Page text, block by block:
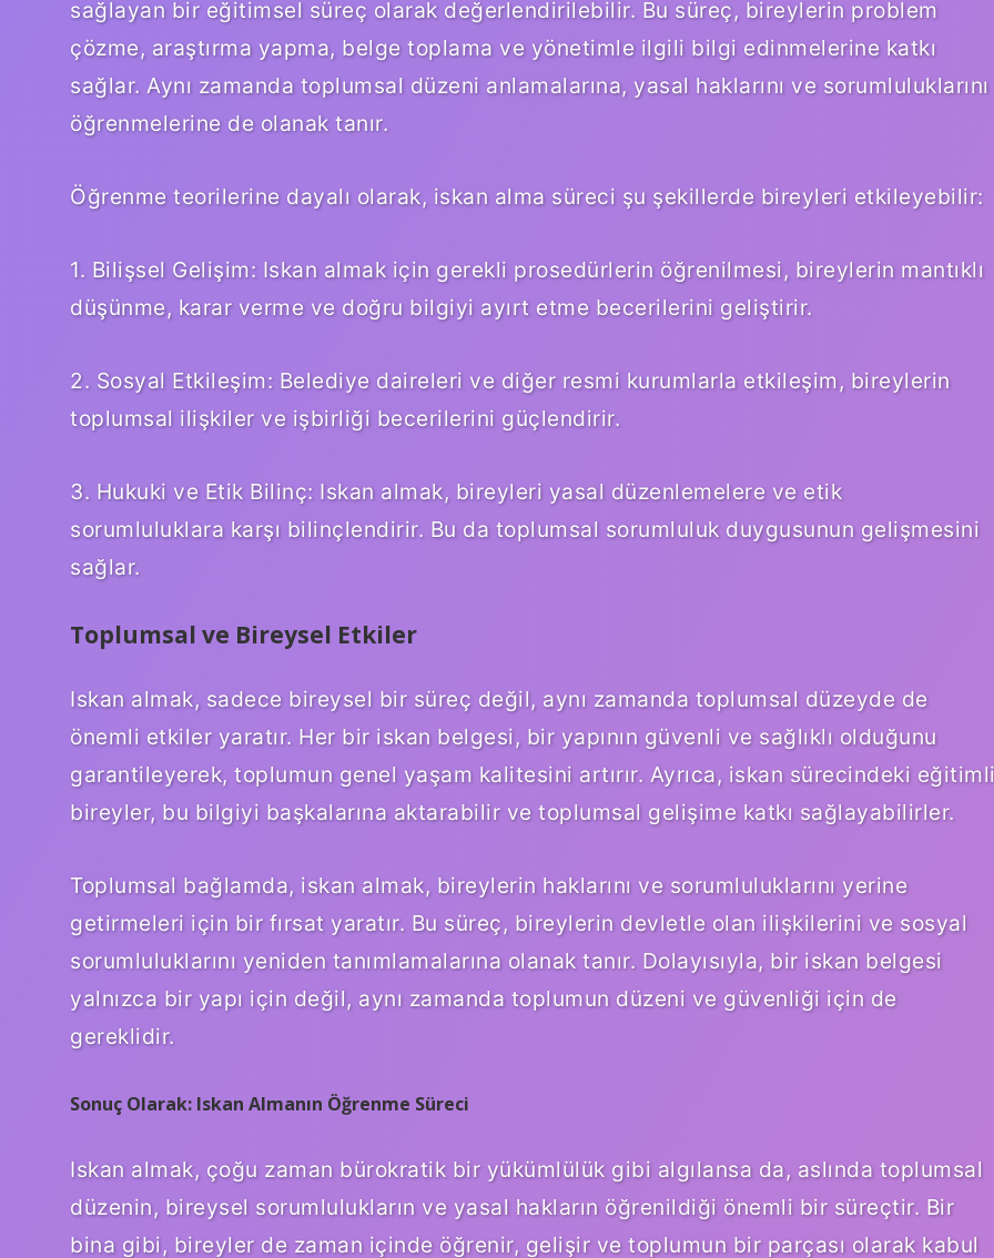
sağlayan bir eğitimsel süreç olarak değerlendirilebilir. Bu süreç, bireylerin problem
çözme, araştırma yapma, belge toplama ve yönetimle ilgili bilgi edinmelerine katkı
sağlar. Aynı zamanda toplumsal düzeni anlamalarına, yasal haklarını ve sorumluluklarını
öğrenmelerine de olanak tanır.
Öğrenme teorilerine dayalı olarak, iskan alma süreci şu şekillerde bireyleri etkileyebilir:
1. Bilişsel Gelişim: Iskan almak için gerekli prosedürlerin öğrenilmesi, bireylerin mantıklı
düşünme, karar verme ve doğru bilgiyi ayırt etme becerilerini geliştirir.
2. Sosyal Etkileşim: Belediye daireleri ve diğer resmi kurumlarla etkileşim, bireylerin
toplumsal ilişkiler ve işbirliği becerilerini güçlendirir.
3. Hukuki ve Etik Bilinç: Iskan almak, bireyleri yasal düzenlemelere ve etik
sorumluluklara karşı bilinçlendirir. Bu da toplumsal sorumluluk duygusunun gelişmesini
sağlar.
Toplumsal ve Bireysel Etkiler
Iskan almak, sadece bireysel bir süreç değil, aynı zamanda toplumsal düzeyde de
önemli etkiler yaratır. Her bir iskan belgesi, bir yapının güvenli ve sağlıklı olduğunu
garantileyerek, toplumun genel yaşam kalitesini artırır. Ayrıca, iskan sürecindeki
bireyler, bu bilgiyi başkalarına aktarabilir ve toplumsal gelişime katkı sağlayabilirler.
Toplumsal bağlamda, iskan almak, bireylerin haklarını ve sorumluluklarını yerine
getirmeleri için bir fırsat yaratır. Bu süreç, bireylerin devletle olan ilişkilerini ve sosyal
sorumluluklarını yeniden tanımlamalarına olanak tanır. Dolayısıyla, bir iskan belgesi
yalnızca bir yapı için değil, aynı zamanda toplumun düzeni ve güvenliği için de
gereklidir.
Sonuç Olarak: Iskan Almanın Öğrenme Süreci
Iskan almak, çoğu zaman bürokratik bir yükümlülük gibi algılansa da, aslında toplumsal
düzenin, bireysel sorumlulukların ve yasal hakların öğrenildiği önemli bir süreçtir. Bir
bina gibi, bireyler de zaman içinde öğrenir, gelişir ve toplumun bir parçası olarak kabul